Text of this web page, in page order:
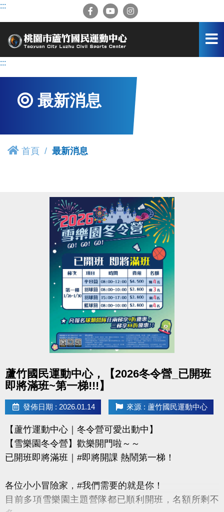
跳
容
:::
:::
最新消息
首頁 最新消息
蘆竹國民運動中心，【2026冬令營_已開班
即將滿班~第一梯!!!】
發佈日期 : 2026.01.14 來源 : 蘆竹國民運動中心
【蘆竹運動中心｜冬令營可愛出動中】
【雪樂園冬令營】歡樂開門啦～～
已開班即將滿班｜#即將開課 熱鬧第一梯！
各位小小冒險家，#我們需要的就是你！
目前多項雪樂園主題營隊都已順利開班，名額所剩不